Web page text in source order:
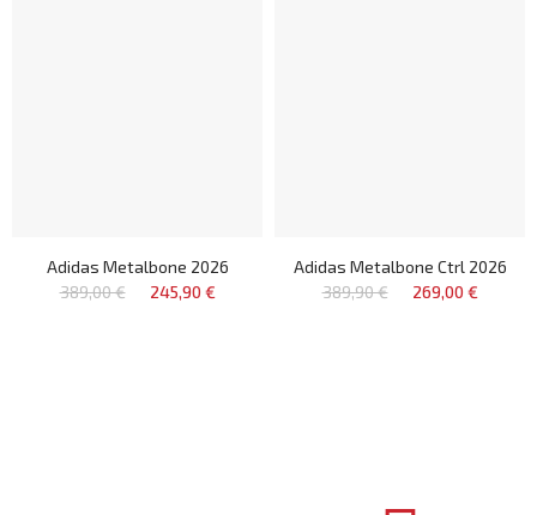
Adidas Metalbone 2026
389,00 €
245,90 €
Adidas Metalbone Ctrl 2026
389,90 €
269,00 €